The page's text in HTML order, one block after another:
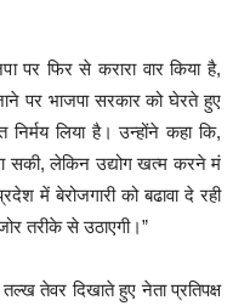
पर फिर से करारा वार किया है,
पर भाजपा सरकार को घेरते हुए
लिया है। उन्होंने कहा कि,
सकी, लेकिन उद्योग खत्म करने मं
में बेरोजगारी को बढावा दे रही
तरीके से उठाएगी।”
तेवर दिखाते हुए नेता प्रतिपक्ष